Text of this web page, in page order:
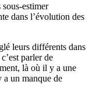
estimer
dans l’évolution des
leurs différents dans
parler de
là où il y a une
a un manque de